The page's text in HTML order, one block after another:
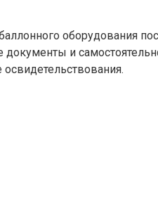
оборудования
и